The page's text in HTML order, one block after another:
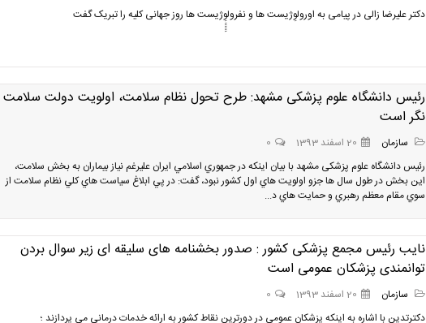
دکتر علیرضا زالی در پیامی به اورولوِژیست ها و نفرولوِِِِِِِژیست ها روز جهانی کلیه را تبریک گفت
رئیس دانشگاه علوم پزشکی مشهد: طرح تحول نظام سلامت، اولويت دولت سلامت
نگر است
سازمان 20 اسفند 1393
0
رئیس دانشگاه علوم پزشکی مشهد با بیان اینکه در جمهوري اسلامي ايران عليرغم نیاز بيماران به بخش سلامت،
اين بخش در طول سال ها جزو اولويت هاي اول کشور نبود، گفت: در پي ابلاغ سياست هاي کلي نظام سلامت از
سوي مقام معظم رهبري و حمايت هاي د...
نایب رئیس مجمع پزشکی کشور : صدور بخشنامه های سلیقه ای زیر سوال بردن
توانمندی پزشکان عمومی است
سازمان 20 اسفند 1393
0
دکترتدین با اشاره به اینکه پزشکان عمومی در دورترین نقاط کشور به ارائه خدمات درمانی می پردازند ؛